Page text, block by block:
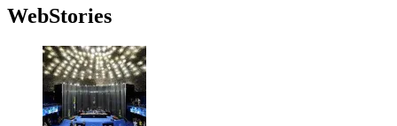
WebStories